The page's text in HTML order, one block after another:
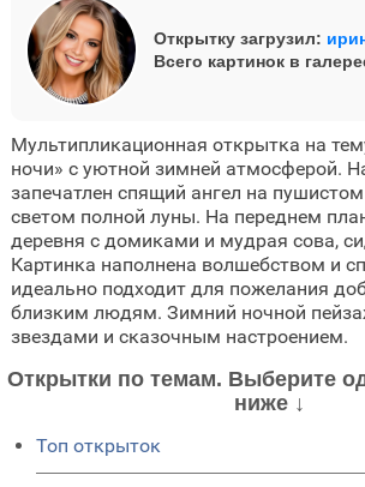
Открытку загрузил:
Всего картинок в
Мультипликационная открытка на
ночи» с уютной зимней атмосферой.
запечатлен спящий ангел на
светом полной луны. На переднем
деревня с домиками и мудрая сова,
Картинка наполнена волшебством и
идеально подходит для пожелания
близким людям. Зимний ночной
звездами и сказочным настроением.
Открытки по темам. Выберите
ниже ↓
Топ открыток